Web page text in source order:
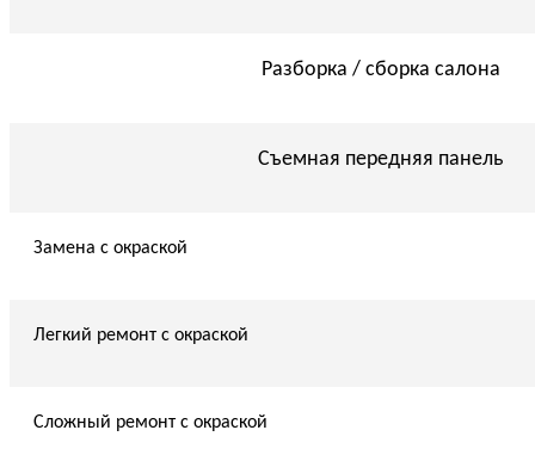
Разборка / сборка салона
Съемная передняя панель
Замена с окраской
Легкий ремонт с окраской
Сложный ремонт с окраской